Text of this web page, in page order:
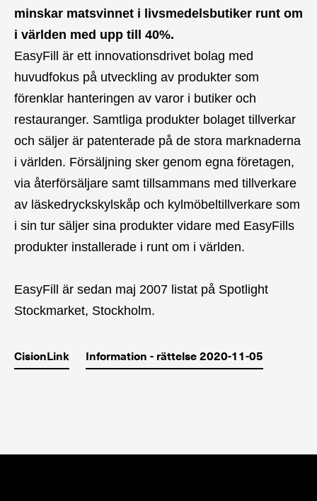
minskar matsvinnet i livsmedelsbutiker runt om
i världen med upp till 40%.
EasyFill är ett innovationsdrivet bolag med
huvudfokus på utveckling av produkter som
förenklar hanteringen av varor i butiker och
restauranger. Samtliga produkter bolaget tillverkar
och säljer är patenterade på de stora marknaderna
i världen. Försäljning sker genom egna företagen,
via återförsäljare samt tillsammans med tillverkare
av läskedryckskylskåp och kylmöbeltillverkare som
i sin tur säljer sina produkter vidare med EasyFills
produkter installerade i runt om i världen.
EasyFill är sedan maj 2007 listat på Spotlight
Stockmarket, Stockholm.
CisionLink Information - rättelse 2020-11-05